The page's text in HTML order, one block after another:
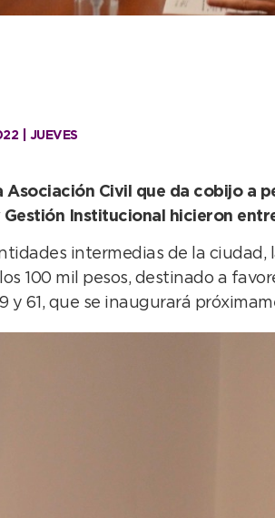
| JUEVES
Civil que da cobijo a
Institucional hicieron
intermedias de la
100 mil pesos, destinado a
y 61, que se inaugurará